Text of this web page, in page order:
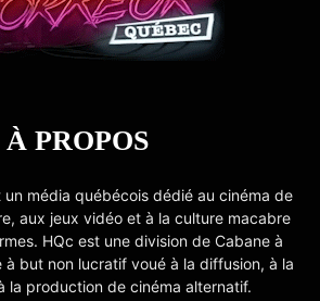
À PROPOS
un média québécois dédié au cinéma de
aux jeux vidéo et à la culture macabre
HQc est une division de Cabane à
à but non lucratif voué à la diffusion, à la
la production de cinéma alternatif.